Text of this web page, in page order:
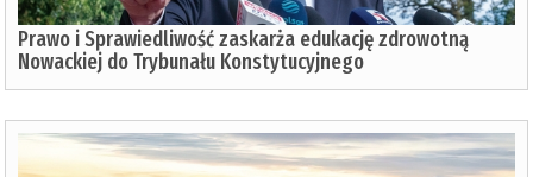
Prawo i Sprawiedliwość zaskarża edukację zdrowotną
Nowackiej do Trybunału Konstytucyjnego